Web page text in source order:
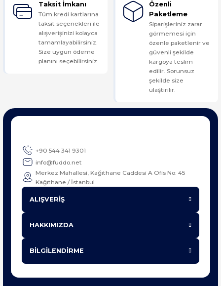
Taksit İmkanı
Tüm kredi kartlarına
taksit seçenekleri ile
alışverişinizi kolayca
tamamlayabilirsiniz.
Size uygun ödeme
planını seçebilirsiniz.
Özenli
Paketleme
Siparişleriniz zarar
görmemesi için
özenle paketlenir ve
güvenli şekilde
kargoya teslim
edilir. Sorunsuz
şekilde size
ulaştırılır.
+90 544 341 9301
info@fuddo.net
Merkez Mahallesi, Kağıthane Caddesi A Ofis No: 45
Kağıthane / İstanbul
ALIŞVERİŞ
HAKKIMIZDA
BİLGİLENDİRME